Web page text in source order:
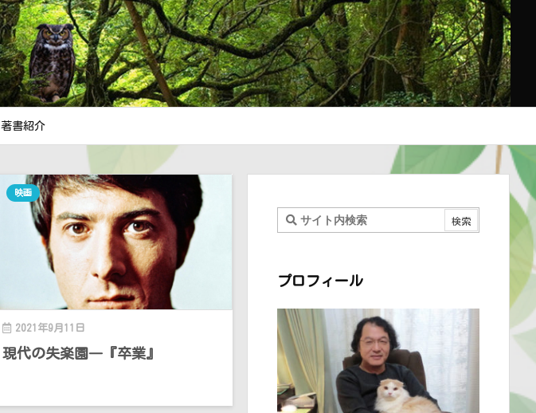
著書紹介
2021年9月11日
映画
現代の失楽園―『卒業』
プロフィール